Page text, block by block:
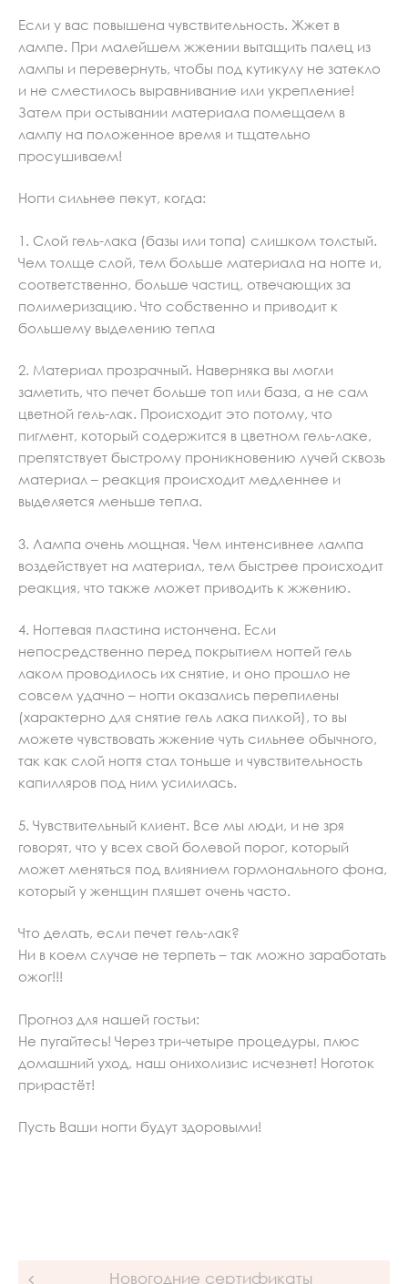
Если у вас повышена чувствительность. Жжет в
лампе. При малейшем жжении вытащить палец из
лампы и перевернуть, чтобы под кутикулу не затекло
и не сместилось выравнивание или укрепление!
Затем при остывании материала помещаем в
лампу на положенное время и тщательно
просушиваем!
Ногти сильнее пекут, когда:
1. Слой гель-лака (базы или топа) слишком толстый.
Чем толще слой, тем больше материала на ногте и,
соответственно, больше частиц, отвечающих за
полимеризацию. Что собственно и приводит к
большему выделению тепла
2. Материал прозрачный. Наверняка вы могли
заметить, что печет больше топ или база, а не сам
цветной гель-лак. Происходит это потому, что
пигмент, который содержится в цветном гель-лаке,
препятствует быстрому проникновению лучей сквозь
материал – реакция происходит медленнее и
выделяется меньше тепла.
3. Лампа очень мощная. Чем интенсивнее лампа
воздействует на материал, тем быстрее происходит
реакция, что также может приводить к жжению.
4. Ногтевая пластина истончена. Если
непосредственно перед покрытием ногтей гель
лаком проводилось их снятие, и оно прошло не
совсем удачно – ногти оказались перепилены
(характерно для снятие гель лака пилкой), то вы
можете чувствовать жжение чуть сильнее обычного,
так как слой ногтя стал тоньше и чувствительность
капилляров под ним усилилась.
5. Чувствительный клиент. Все мы люди, и не зря
говорят, что у всех свой болевой порог, который
может меняться под влиянием гормонального фона,
который у женщин пляшет очень часто.
Что делать, если печет гель-лак?
Ни в коем случае не терпеть – так можно заработать
ожог!!!
Прогноз для нашей гостьи:
Не пугайтесь! Через три-четыре процедуры, плюс
домашний уход, наш онихолизис исчезнет! Ноготок
прирастёт!
Пусть Ваши ногти будут здоровыми!
Post Новогодние сертификаты